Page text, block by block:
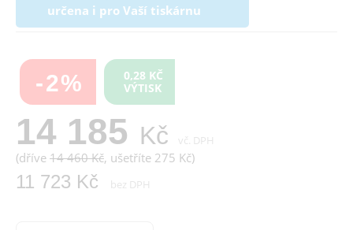
určena i pro Vaší tiskárnu
-2%
0,28 KČ
VÝTISK
14 185 Kč vč. DPH
(dříve 14 460 Kč, ušetříte 275 Kč)
11 723 Kč bez DPH